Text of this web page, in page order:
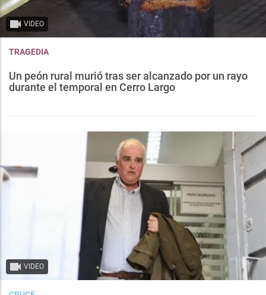
VIDEO
TRAGEDIA
Un peón rural murió tras ser alcanzado por un rayo
durante el temporal en Cerro Largo
VIDEO